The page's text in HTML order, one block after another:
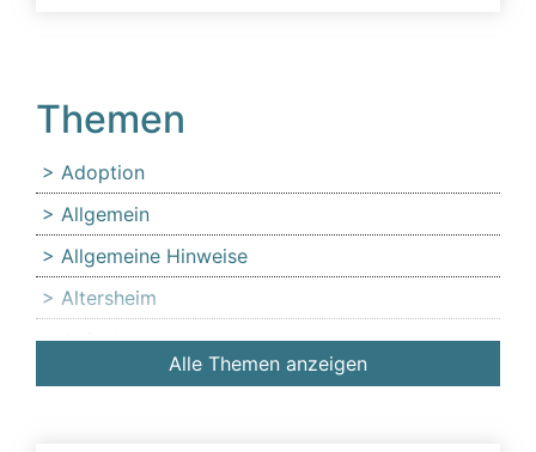
Themen
Adoption
Allgemein
Allgemeine Hinweise
Altersheim
Anfechtung
Angehörige
Alle Themen anzeigen